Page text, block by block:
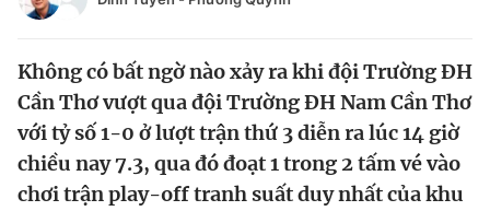
Tiện ích Bạn cần biết
Không có bất ngờ nào xảy ra khi đội Trường ĐH
Cần Thơ vượt qua đội Trường ĐH Nam Cần Thơ
với tỷ số 1-0 ở lượt trận thứ 3 diễn ra lúc 14 giờ
chiều nay 7.3, qua đó đoạt 1 trong 2 tấm vé vào
chơi trận play-off tranh suất duy nhất của khu